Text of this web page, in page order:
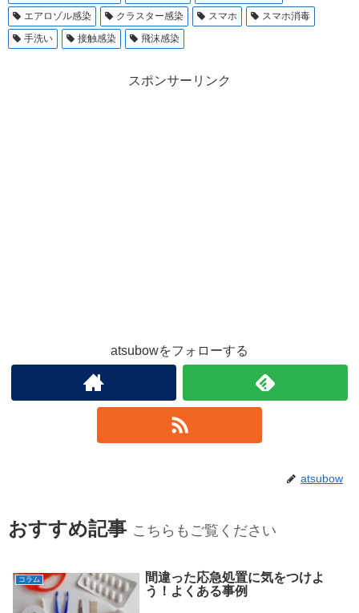
エアロゾル感染
クラスター感染 スマホ
スマホ消毒
手洗い
接触感染 飛沫感染
スポンサーリンク
atsubowをフォローする
atsubow
おすすめ記事 こちらもご覧ください
コラム
間違った応急処置に気をつけよ
う！よくある事例